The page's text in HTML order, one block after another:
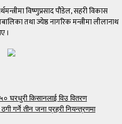
विष्णुप्रसाद पौडेल, सहरी विकास
तथा ज्येष्ठ नागरिक मन्त्रीमा लीलानाथ
।
घरधुरी किसानलाई विउ वितरण
ठगी गर्ने तीन जना प्रहरी नियन्त्रणमा